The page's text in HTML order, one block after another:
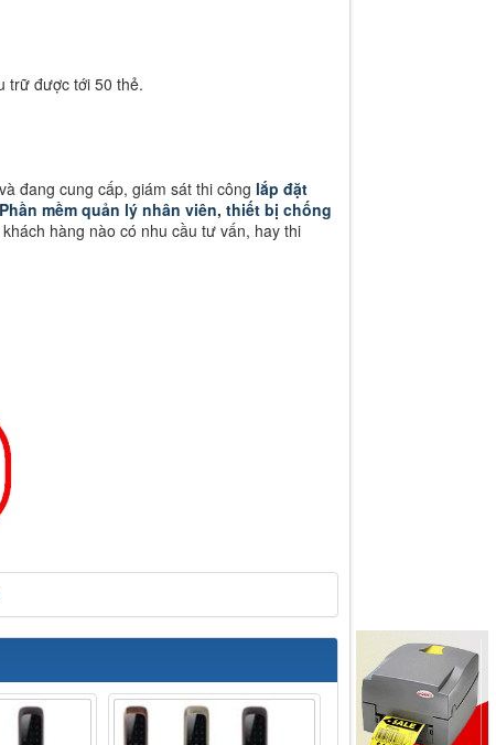
trữ được tới 50 thẻ.
đang cung cấp, giám sát thi công lắp đặt
Phần mềm quản lý nhân viên, thiết bị chống
hàng nào có nhu cầu tư vấn, hay thi